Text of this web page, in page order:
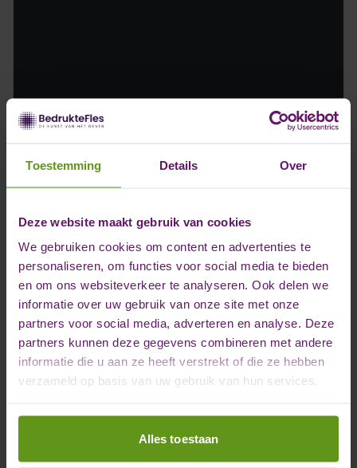
Toestemming Details Over
Deze website maakt gebruik van cookies
We gebruiken cookies om content en advertenties te
personaliseren, om functies voor social media te bieden
en om ons websiteverkeer te analyseren. Ook delen we
informatie over uw gebruik van onze site met onze
partners voor social media, adverteren en analyse. Deze
partners kunnen deze gegevens combineren met andere
informatie die u aan ze heeft verstrekt of die ze hebben
verzameld op basis van uw gebruik van hun services.
Alles toestaan